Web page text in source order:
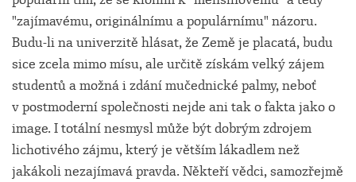
"zajímavému, originálnímu a populárnímu" názoru.
Budu-li na univerzitě hlásat, že Země je placatá, budu
sice zcela mimo mísu, ale určitě získám velký zájem
studentů a možná i zdání mučednické palmy, neboť
v postmoderní společnosti nejde ani tak o fakta jako o
image. I totální nesmysl může být dobrým zdrojem
lichotivého zájmu, který je větším lákadlem než
jakákoli nezajímavá pravda. Někteří vědci, samozřejmě